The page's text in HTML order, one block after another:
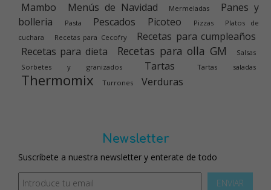
Mambo Menús de Navidad Mermeladas
Panes y
bolleria
Pasta Pescados Picoteo Pizzas
Platos de
cuchara
Recetas para Cecofry
Recetas para cumpleaños
Recetas para dieta
Recetas para olla GM
Salsas
Sorbetes y granizados
Tartas Tartas saladas
Thermomix Turrones Verduras
Newsletter
Suscríbete a nuestra newsletter y enterate de todo
ENVIAR